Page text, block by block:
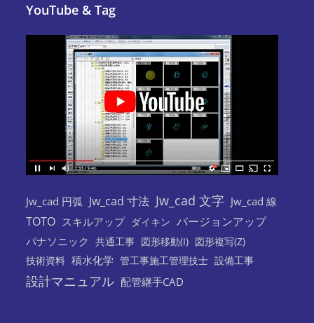
YouTube & Tag
Jw_cad 円弧 Jw_cad 寸法 Jw_cad 文字 Jw_cad 線
TOTO スキルアップ ダイキン バージョンアップ
パナソニック 共通工事 図形移動(I) 図形複写(Z)
技術資料 積水化学 管工事施工管理技士 設備工事
設計マニュアル 配管継手CAD